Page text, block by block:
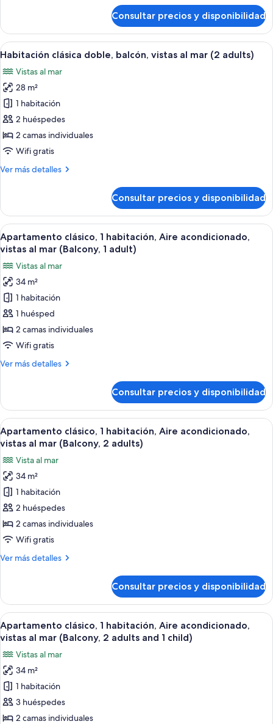
(1
adult)
clásica
doble,
balcón,
al
mar
(1
adult)
Consultar precios y disponibilidad
Abrir
todas
las
fotos
de
Habitación
clásica
doble,
balcón,
vistas
(2
adults)
Caja fuerte, wifi gratis, ropa de cama
13
Habitación clásica doble, balcón, vistas al mar (2 adults)
Vistas al mar
28 m²
1 habitación
2 huéspedes
2 camas individuales
Wifi gratis
Ver más detalles
Más
clásica
doble,
balcón,
vistas
mar
(2
adults)
Consultar precios y disponibilidad
Abrir
todas
fotos
de
Apartamento
clásico,
1
habitación,
acondicionado,
mar
(Balcony,
1
adult)
Caja fuerte, wifi gratis, ropa de cama
14
Apartamento clásico, 1 habitación, Aire acondicionado,
vistas al mar (Balcony, 1 adult)
Vistas al mar
34 m²
1 habitación
1 huésped
2 camas individuales
Wifi gratis
Ver más detalles
Más
clásico,
habitación,
Aire
vistas
al
mar
(Balcony,
Consultar precios y disponibilidad
Abrir
todas
fotos
de
Apartamento
clásico,
1
habitación,
acondicionado,
mar
(Balcony,
2
adults)
Caja fuerte, wifi gratis, ropa de cama
14
Apartamento clásico, 1 habitación, Aire acondicionado,
vistas al mar (Balcony, 2 adults)
Vista al mar
34 m²
1 habitación
2 huéspedes
2 camas individuales
Wifi gratis
Ver más detalles
Más
clásico,
habitación,
Aire
vistas
al
mar
(Balcony,
2
Consultar precios y disponibilidad
Abrir
todas
fotos
de
Apartamento
clásico,
1
Caja fuerte, wifi gratis, ropa de cama
14
Apartamento clásico, 1 habitación, Aire acondicionado,
vistas al mar (Balcony, 2 adults and 1 child)
Vistas al mar
34 m²
1 habitación
3 huéspedes
2 camas individuales